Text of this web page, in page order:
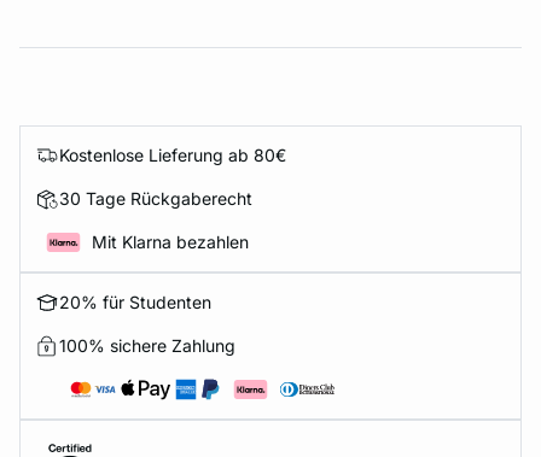
Kostenlose Lieferung ab 80€
30 Tage Rückgaberecht
Mit Klarna bezahlen
20% für Studenten
100% sichere Zahlung